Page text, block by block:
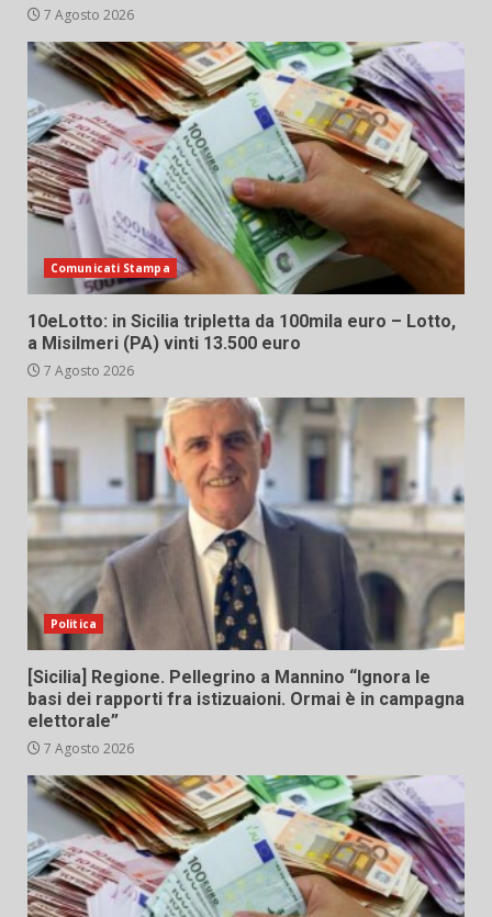
7 Agosto 2026
Comunicati Stampa
10eLotto: in Sicilia tripletta da 100mila euro – Lotto,
a Misilmeri (PA) vinti 13.500 euro
7 Agosto 2026
Politica
[Sicilia] Regione. Pellegrino a Mannino “Ignora le
basi dei rapporti fra istizuaioni. Ormai è in campagna
elettorale”
7 Agosto 2026